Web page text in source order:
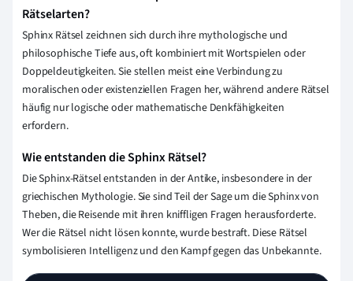
Rätselarten?
Sphinx Rätsel zeichnen sich durch ihre mythologische und
philosophische Tiefe aus, oft kombiniert mit Wortspielen oder
Doppeldeutigkeiten. Sie stellen meist eine Verbindung zu
moralischen oder existenziellen Fragen her, während andere Rätsel
häufig nur logische oder mathematische Denkfähigkeiten
erfordern.
Wie entstanden die Sphinx Rätsel?
Die Sphinx-Rätsel entstanden in der Antike, insbesondere in der
griechischen Mythologie. Sie sind Teil der Sage um die Sphinx von
Theben, die Reisende mit ihren kniffligen Fragen herausforderte.
Wer die Rätsel nicht lösen konnte, wurde bestraft. Diese Rätsel
symbolisieren Intelligenz und den Kampf gegen das Unbekannte.